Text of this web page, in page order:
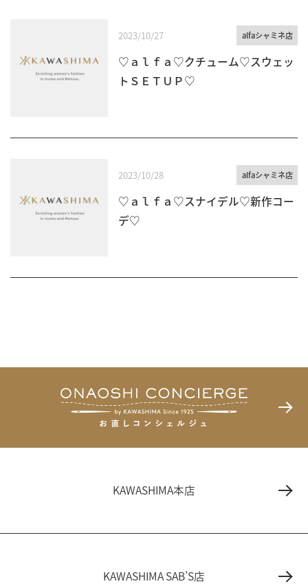
2023/10/27 alfaシャミネ店
♡ａｌｆａ♡クチューム♡スウェッ
トＳＥＴＵＰ♡
2023/10/28 alfaシャミネ店
♡ａｌｆａ♡スナイデル♡新作コー
デ♡
KAWASHIMA本店
KAWASHIMA SAB’S店